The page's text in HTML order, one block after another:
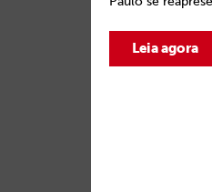
Leia agora